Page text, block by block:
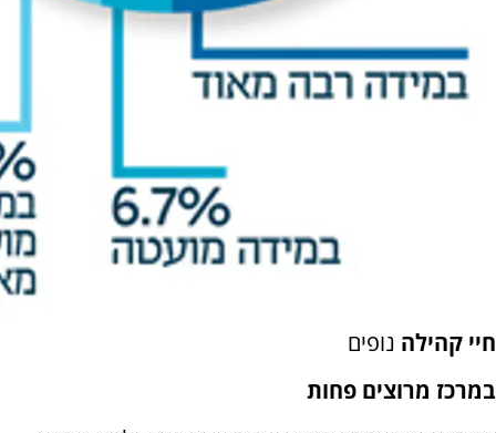
חיי קהילה נופים
במרכז מרוצים פחות